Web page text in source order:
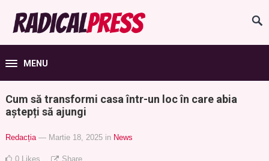
MENU
Cum să transformi casa într-un loc în care abia
aștepți să ajungi
Redacția — Martie 18, 2025 in News
0 Likes Share